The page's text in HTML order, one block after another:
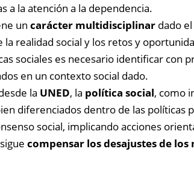
a la atención a la dependencia.
un carácter multidisciplinar dado
la realidad social y los retos y
sociales es necesario identificar con
en un contexto social dado.
la UNED, la política social, como
diferenciados dentro de las políticas
social, implicando acciones
compensar los desajustes de